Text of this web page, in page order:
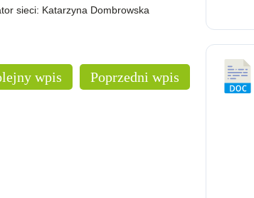
sieci: Katarzyna Dombrowska
Poprzedni wpis
wpis